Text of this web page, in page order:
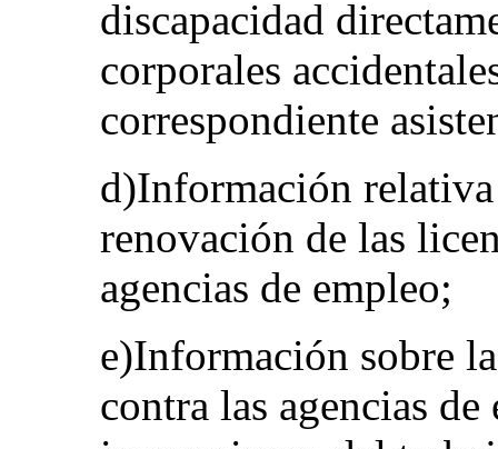
discapacidad
corporales
correspondiente
d)Información
renovación de las
agencias de empleo;
e)Información sobre
contra las agencias